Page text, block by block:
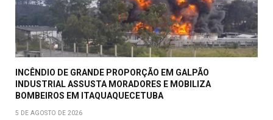
INCÊNDIO DE GRANDE PROPORÇÃO EM GALPÃO
INDUSTRIAL ASSUSTA MORADORES E MOBILIZA
BOMBEIROS EM ITAQUAQUECETUBA
5 DE AGOSTO DE 2026